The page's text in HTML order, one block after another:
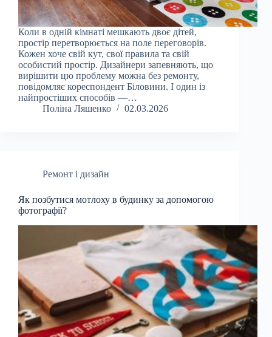
Коли в одній кімнаті мешкають двоє дітей,
простір перетворюється на поле переговорів.
Кожен хоче свій кут, свої правила та свій
особистий простір. Дизайнери запевняють, що
вирішити цю проблему можна без ремонту,
повідомляє кореспондент Біловини. І один із
найпростіших способів —…
Поліна Ляшенко
02.03.2026
Ремонт і дизайн
Як позбутися мотлоху в будинку за допомогою
фотографії?